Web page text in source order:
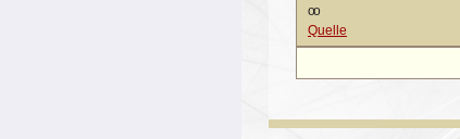
oo
Quelle